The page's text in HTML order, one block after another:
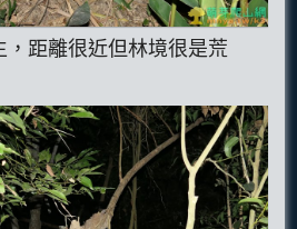
距離很近但林境很是荒